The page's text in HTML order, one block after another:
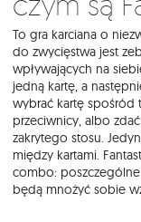
To gra karciana o
do zwycięstwa jest
wpływających na
jedną kartę, a
wybrać kartę spośród
przeciwnicy, albo
zakrytego stosu.
między kartami.
combo:
będą mnożyć sobie